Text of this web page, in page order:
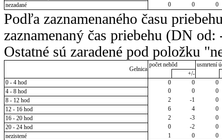
nezadané
0 0 0
Podľa zaznamenaného času
zaznamenaný čas priebehu (DN
Ostatné sú zaradené pod položku
Gelnica
počet nehôd
usmrtení
+/-
0 - 4 hod
0 0
0
4 - 8 hod
0 0
0
8 - 12 hod
2 -1
0
12 - 16 hod
6 4
0
16 - 20 hod
2 -3
0
20 - 24 hod
0 -2
0
nezistené
1 0 0